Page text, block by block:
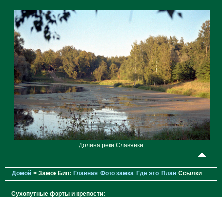
Долина реки Славянки
Домой > Замок Бип: Главная Фото замка Где это План Ссылки
Сухопутные форты и крепости: